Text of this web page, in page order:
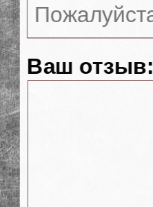
Ваш отзыв: